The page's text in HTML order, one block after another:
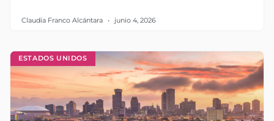
Claudia Franco Alcántara junio 4, 2026
ESTADOS UNIDOS